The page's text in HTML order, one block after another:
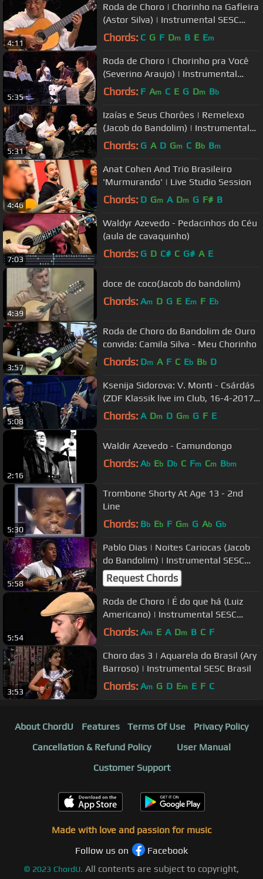
4:11
Roda de Choro | Chorinho na Gafieira
(Astor Silva) | Instrumental SESC
Brasil
Chords: C G F Dm B E Em
5:35
Roda de Choro | Chorinho pra Você
(Severino Araujo) | Instrumental
SESC Brasil
Chords: F Am C E G Dm Bb
5:31
Izaías e Seus Chorões | Remelexo
(Jacob do Bandolim) | Instrumental
Sesc Brasil
Chords: G A D Gm C Bb Bm
4:46
Anat Cohen And Trio Brasileiro
'Murmurando' | Live Studio Session
Chords: D Gm A Dm G F# B
7:03
Waldyr Azevedo - Pedacinhos do Céu
(aula de cavaquinho)
Chords: G D C# C G# A E
4:39
doce de coco(Jacob do bandolim)
Chords: Am D G E Em F Eb
3:57
Roda de Choro do Bandolim de Ouro
convida: Camila Silva - Meu Chorinho
Chords: Dm A F C Eb Bb D
5:08
Ksenija Sidorova: V. Monti - Csárdás
(ZDF Klassik live im Club, 16-4-2017)
1080p, HD
Chords: A Dm D Gm G F E
2:16
Waldir Azevedo - Camundongo
Chords: Ab Eb Db C Fm Cm Bbm
5:30
Trombone Shorty At Age 13 - 2nd
Line
Chords: Bb Eb F Gm G Ab Gb
5:58
Pablo Dias | Noites Cariocas (Jacob
do Bandolim) | Instrumental SESC
Brasil
Request Chords
5:54
Roda de Choro | É do que há (Luiz
Americano) | Instrumental SESC
Brasil
Chords: Am E A Dm B C F
3:53
Choro das 3 | Aquarela do Brasil (Ary
Barroso) | Instrumental SESC Brasil
Chords: Am G D Em E F C
About ChordU Features Terms Of Use
Privacy Policy
Cancellation & Refund Policy
User Manual
Customer Support
Made with love and passion for music
Follow us on
Facebook
© 2023 ChordU. All contents are subject to copyright,